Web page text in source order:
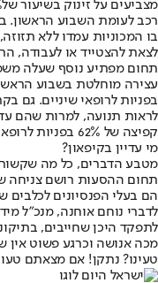
רכב לעומת השבוע הראשון.
בו המכוניות עמדו ללא
לצאת להצטייד או לעבודה,
תחום מפתיע נוסף שעלה
בפניות לרופאי שיניים. גם
לראות תנועה, למרות שהם
קפיצה של 62% בפניות לרופאי שיניים,צילום: Getty Images
מי עדיין בקיפאון?
מטבע הדברים, כל מה שקשור
הם בעלי הפנסיונים לכלבים
לדברי נוחם אוחנה, מנכ"ל
לתפקד היכן שחייבים,
מכה אנושה וכרגע פשוט אין
טעינו? נתקן! אם מצאתם